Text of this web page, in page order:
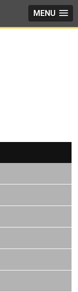
MENU